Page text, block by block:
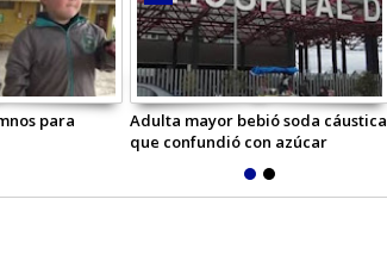
para
Adulta mayor bebió soda cáustica
que confundió con azúcar